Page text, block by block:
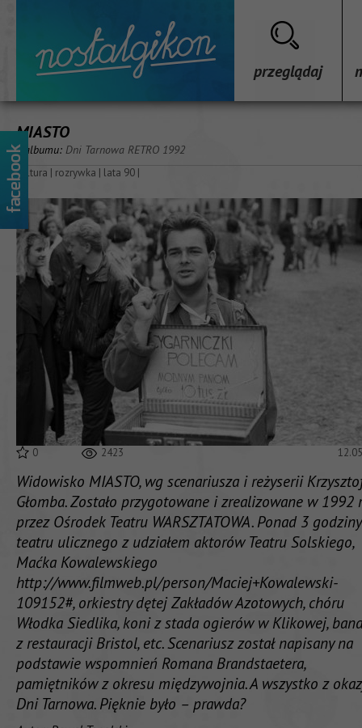
przeglądaj
MIASTO
z albumu: Dni Tarnowa RETRO 1992
kultura | rozrywka | lata 90 |
0 2423
Widowisko MIASTO, wg scenariusza i reżyserii
Głomba. Zostało przygotowane i zrealizowane w 1992
przez Ośrodek Teatru WARSZTATOWA. Ponad 3 godziny
teatru ulicznego z udziałem aktorów Teatru Solskiego,
Maćka Kowalewskiego
http://www.filmweb.pl/person/Maciej+Kowalewski-
109152#, orkiestry dętej Zakładów Azotowych, chóru
Włodka Siedlika, koni z stada ogierów w Klikowej,
z restauracji Bristol, etc. Scenariusz został napisany na
podstawie wspomnień Romana Brandstaetera,
pamiętników z okresu międzywojnia. A wszystko z
Dni Tarnowa. Pięknie było – prawda?